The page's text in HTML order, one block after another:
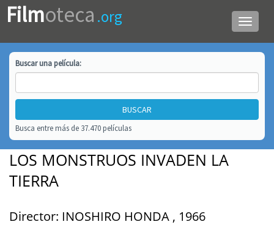
Menú
de
Filmoteca .org
Buscar unapelícula:
Busca entre más de 37.470 películas
LOS MONSTRUOS INVADEN LA
TIERRA
Director: INOSHIRO HONDA , 1966